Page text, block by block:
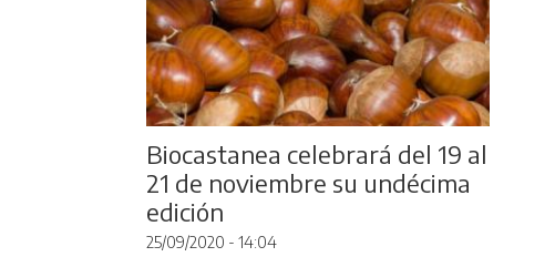
Biocastanea celebrará del 19 al
21 de noviembre su undécima
edición
25/09/2020 - 14:04